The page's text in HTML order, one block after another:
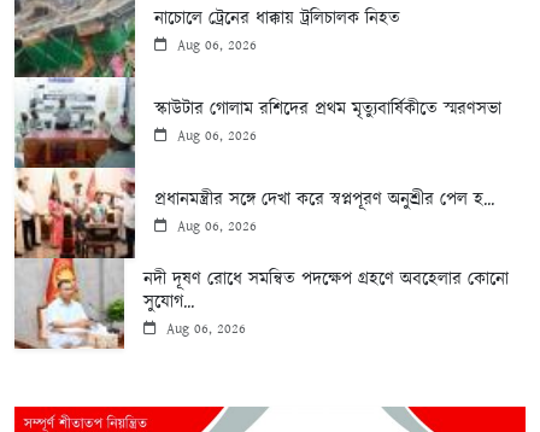
নাচোলে ট্রেনের ধাক্কায় ট্রলিচালক নিহত
Aug 06, 2026
স্কাউটার গোলাম রশিদের প্রথম মৃত্যুবার্ষিকীতে স্মরণসভা
Aug 06, 2026
প্রধানমন্ত্রীর সঙ্গে দেখা করে স্বপ্নপূরণ অনুশ্রীর পেল হ...
Aug 06, 2026
নদী দূষণ রোধে সমন্বিত পদক্ষেপ গ্রহণে অবহেলার কোনো
সুযোগ...
Aug 06, 2026